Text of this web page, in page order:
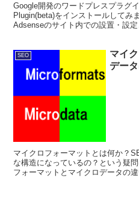
Google開発のワードプレスプラグ
Plugin(beta)をインストールしてみ
Adsenseのサイト内での設置・設
SEO
マイ
デー
マイクロフォーマットとは何か？
な構造になっているの？という疑
フォーマットとマイクロデータの